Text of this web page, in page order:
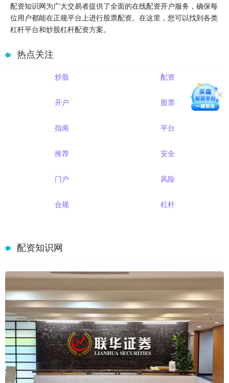
配资知识网为广大交易者提供了全面的在线配资开户服务，确保每
位用户都能在正规平台上进行股票配资。在这里，您可以找到各类
杠杆平台和炒股杠杆配资方案。
热点关注
炒股 配资
开户 股票
指南 平台
推荐 安全
门户 风险
合规 杠杆
配资知识网